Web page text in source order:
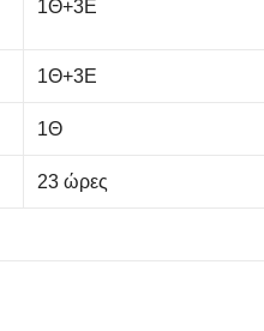
1Θ+3Ε
1Θ+3Ε
1Θ
23 ώρες